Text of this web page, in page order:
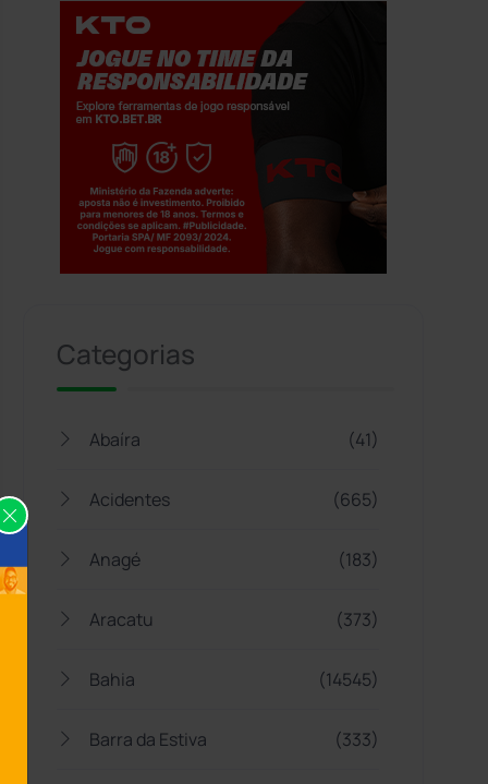
Categorias
Abaíra (41)
Acidentes (665)
Anagé (183)
Aracatu (373)
Bahia (14545)
Barra da Estiva (333)